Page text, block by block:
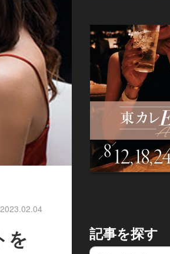
2023.02.04
を
記事を探す